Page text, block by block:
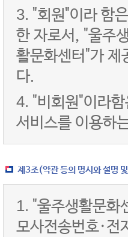
3. "회원"이라 함
한 자로서, "울주
활문화센터"가 제
다.
4. "비회원"이라
서비스를 이용하
제3조(약관 등의 명시와 설명
1. "울주생활문화
모사전송번호·전